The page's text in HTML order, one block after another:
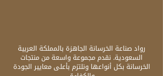
رواد صناعة الخرسانة الجاهزة بالمملكة العربية
السعودية. نقدم مجموعة واسعة من منتجات
الخرسانة بكل أنواعها ونلتزم بأعلى معايير الجودة